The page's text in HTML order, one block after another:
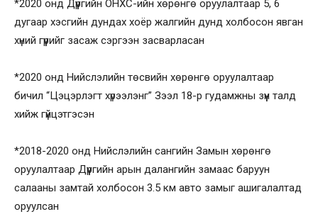
*2020 онд Дүүргийн ОНХС-ийн хөрөнгө оруулалтаар 5, 6
дугаар хэсгийн дундах хоёр жалгийн дунд холбосон явган
хүний гүүрийг засаж сэргээн засварласан
*2020 онд Нийслэлийн төсвийн хөрөнгө оруулалтаар
бичил “Цэцэрлэгт хүрээлэнг” Зээл 18-р гудамжны зүүн талд
хийж гүйцэтгэсэн
*2018-2020 онд Нийслэлийн сангийн Замын хөрөнгө
оруулалтаар Дүүргийн арын далангийн замаас баруун
салааны замтай холбосон 3.5 км авто замыг ашигалалтад
оруулсан